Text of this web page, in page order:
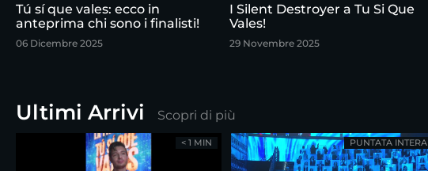
Tú sí que vales: ecco in
anteprima chi sono i finalisti!
06 Dicembre 2025
I Silent Destroyer a Tu Si Que
Vales!
29 Novembre 2025
Ultimi Arrivi Scopri di più
< 1 MIN PUNTATA INTERA